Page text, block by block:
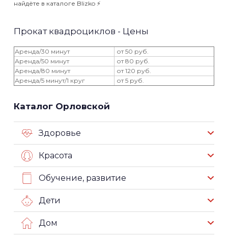
найдёте в каталоге Blizko ⚡️
Прокат квадроциклов - Цены
Аренда/30 минут
от 50 руб.
Аренда/50 минут
от 80 руб.
Аренда/80 минут
от 120 руб.
Аренда/5 минут/1 круг
от 5 руб.
Каталог Орловской
Здоровье
Красота
Обучение, развитие
Дети
Дом